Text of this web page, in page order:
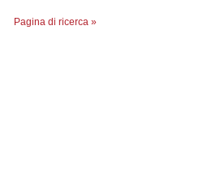
Pagina di ricerca »